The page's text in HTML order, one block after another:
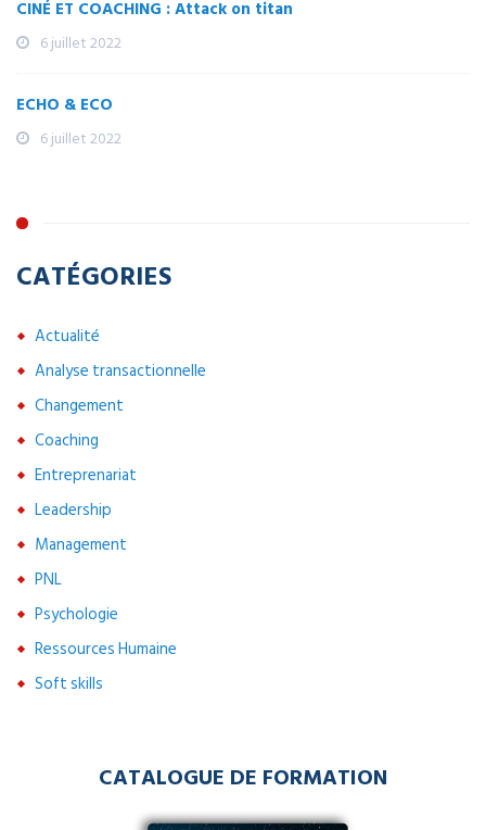
CINÉ ET COACHING : Attack on titan
6 juillet 2022
ECHO & ECO
6 juillet 2022
CATÉGORIES
Actualité
Analyse transactionnelle
Changement
Coaching
Entreprenariat
Leadership
Management
PNL
Psychologie
Ressources Humaine
Soft skills
CATALOGUE DE FORMATION